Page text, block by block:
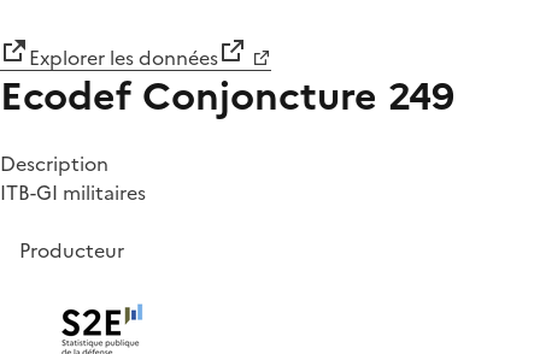
Explorer les données
Ecodef Conjoncture 249
Description
ITB-GI militaires
Producteur